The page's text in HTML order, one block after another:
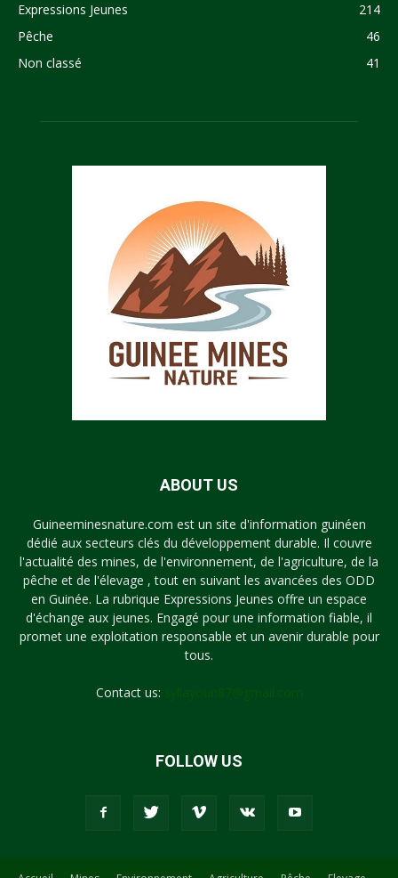
Expressions Jeunes
214
Pêche
46
Non classé
41
ABOUT US
Guineeminesnature.com est un site d'information guinéen
dédié aux secteurs clés du développement durable. Il couvre
l'actualité des mines, de l'environnement, de l'agriculture, de la
pêche et de l'élevage , tout en suivant les avancées des ODD
en Guinée. La rubrique Expressions Jeunes offre un espace
d'échange aux jeunes. Engagé pour une information fiable, il
promet une exploitation responsable et un avenir durable pour
tous.
Contact us:
FOLLOW US